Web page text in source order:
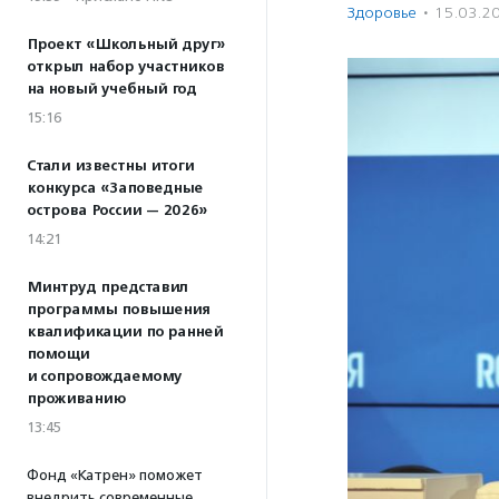
Проект «Школьный друг»
открыл набор участников
на новый учебный год
15:16
Стали известны итоги
конкурса «Заповедные
острова России — 2026»
14:21
Минтруд представил
программы повышения
квалификации по ранней
помощи
и сопровождаемому
проживанию
13:45
Фонд «Катрен» поможет
Здоровье ·